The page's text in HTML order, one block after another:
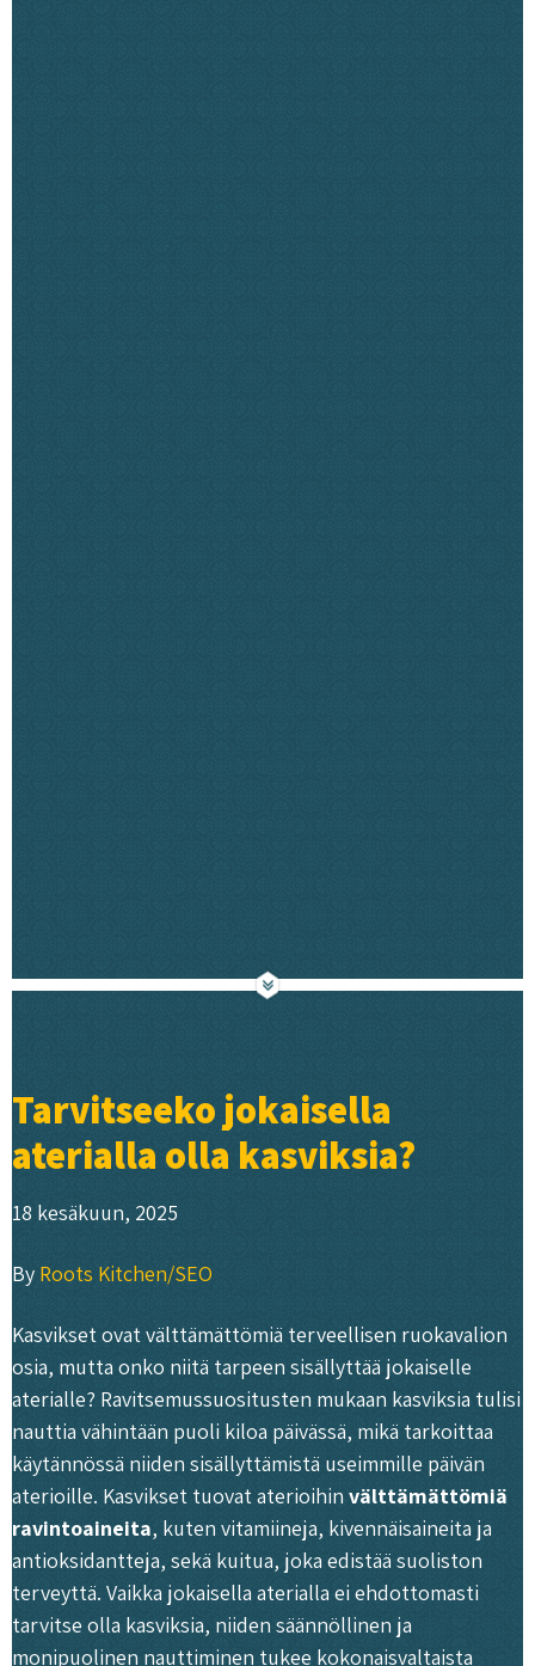
Tarvitseeko jokaisella
aterialla olla kasviksia?
18 kesäkuun, 2025
By Roots Kitchen/SEO
Kasvikset ovat välttämättömiä terveellisen ruokavalion
osia, mutta onko niitä tarpeen sisällyttää jokaiselle
aterialle? Ravitsemussuositusten mukaan kasviksia tulisi
nauttia vähintään puoli kiloa päivässä, mikä tarkoittaa
käytännössä niiden sisällyttämistä useimmille päivän
aterioille. Kasvikset tuovat aterioihinvälttämättömiä
ravintoaineita, kuten vitamiineja, kivennäisaineita ja
antioksidantteja, sekä kuitua, joka edistää suoliston
terveyttä. Vaikka jokaisella aterialla ei ehdottomasti
tarvitse olla kasviksia, niiden säännöllinen ja
monipuolinen nauttiminen tukee kokonaisvaltaista